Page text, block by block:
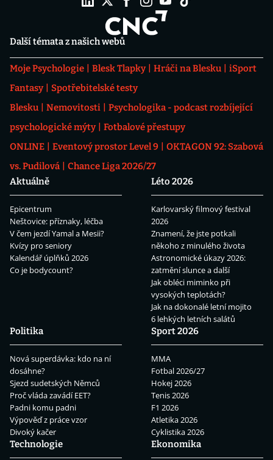
Další témata z našich webů
Moje Psychologie Blesk Tlapky Hráči na Blesku
iSport
Fantasy
Spotřebitelské testy
Blesku
Nemovitosti
Psychologika - podcast rozbíjející
psychologické mýty
Fotbalové přestupy
ONLINE
Eventový prostor Level 9
OKTAGON 92: Szabová
vs. Pudilová
Chance Liga 2026/27
Aktuálně
Epicentrum
Neštovice: příznaky, léčba
V čem jezdí Yamal a Mesii?
Kvízy pro seniory
Kalendář úplňků 2026
Co je bodycount?
Léto 2026
Karlovarský filmový festival
2026
Znamení, že jste potkali
někoho z minulého života
Astronomické úkazy 2026:
zatmění slunce a další
Jak obléci miminko při
vysokých teplotách?
Jak na dokonalé letní mojito
6 lehkých letních salátů
Politika
Nová superdávka: kdo na ní
dosáhne?
Sjezd sudetských Němců
Proč vláda zavádí EET?
Padni komu padni
Výpověď z práce vzor
Divoký kačer
Sport 2026
MMA
Fotbal 2026/27
Hokej 2026
Tenis 2026
F1 2026
Atletika 2026
Cyklistika 2026
Technologie
Ekonomika